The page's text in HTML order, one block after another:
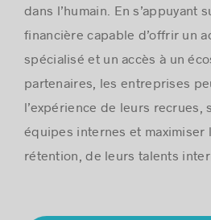
dans l’humain. En s’appuyant
financière capable d’offrir un
spécialisé et un accès à un
partenaires, les entreprises
l’expérience de leurs recrues,
équipes internes et maximiser
rétention, de leurs talents